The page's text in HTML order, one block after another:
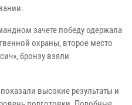
зачете победу одержала
охраны, второе место
бронзу взяли
высокие результаты и